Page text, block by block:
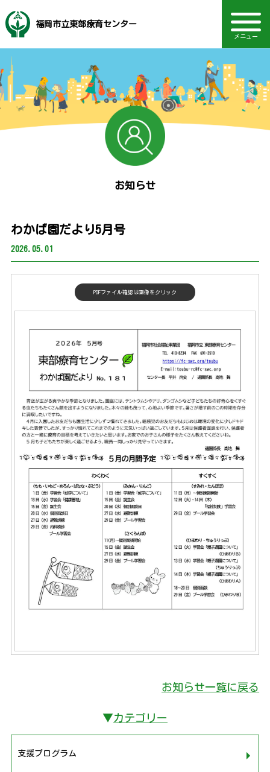
福岡市立東部療育センター
メニュー
TOPページ
主な事業内容
相談部門
通園部門
地域支援・訪問支援
研修・セミナー情報
ボランティア情報
動画を見る
施設概要
お知らせ
採用情報
福岡市社会福祉事業団
音声読み上げ・文字・見やすさ調整
Language
電話：092-410-8234
お知らせ
▼カテゴリー
支援プログラム
わかば園だより5月号
2026.05.01
PDFファイル確認は画像をクリック
お知らせ一覧に戻る